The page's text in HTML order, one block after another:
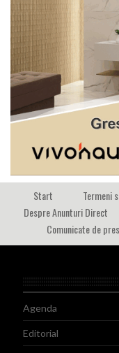
Start Termeni
Despre Anunturi Direct
Comunicate de
Agenda
Editorial